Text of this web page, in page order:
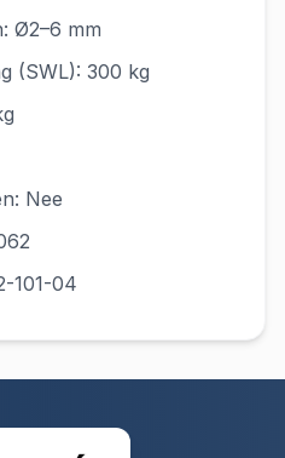
Ø2–6 mm
(SWL): 300 kg
Nee
101-04